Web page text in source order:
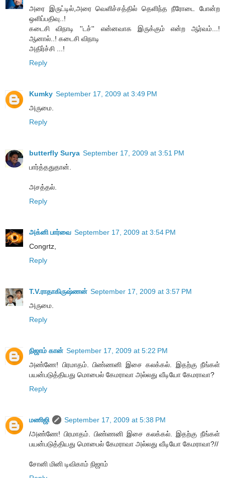
அரை இருட்டில்,அரை வெளிச்சத்தில் தெளிந்த நீரோடை போன்ற
ஒளிப்பதிவு..!
கடைசி விநாடி ''டச்'' என்னவாக இருக்கும் என்ற ஆர்வம்...!
ஆனால்..! கடைசி விநாடி
அதிர்ச்சி ...!
Reply
Kumky September 17, 2009 at 3:49 PM
அருமை.
Reply
butterfly Surya September 17, 2009 at 3:51 PM
பார்த்ததுதான்.
அசத்தல்.
Reply
அக்னி பார்வை September 17, 2009 at 3:54 PM
Congrtz,
Reply
T.V.ராதாகிருஷ்ணன் September 17, 2009 at 3:57 PM
அருமை.
Reply
நிஜாம் கான் September 17, 2009 at 5:22 PM
அண்ணே! பிரமாதம். பிண்ணனி இசை கலக்கல். இதற்கு நீங்கள்
பயன்படுத்தியது மொபைல் கேமராவா அல்லது வீடியோ கேமராவா?
Reply
மணிஜி
September 17, 2009 at 5:38 PM
/அண்ணே! பிரமாதம். பிண்ணனி இசை கலக்கல். இதற்கு நீங்கள்
பயன்படுத்தியது மொபைல் கேமராவா அல்லது வீடியோ கேமராவா?//
சோனி மினி டிவிகாம் நிஜாம்